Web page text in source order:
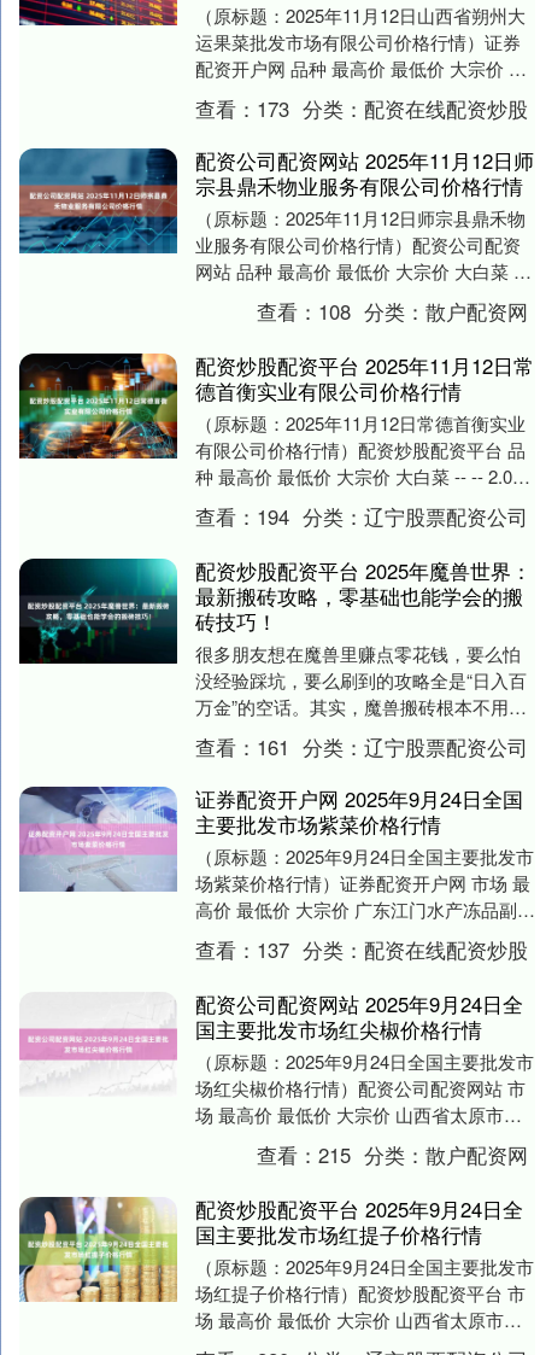
（原标题：2025年11月12日山西省朔州大
运果菜批发市场有限公司价格行情）证券
配资开户网 品种 最高价 最低价 大宗价 大
白菜 1.20 0.80 1.00 ....
查看： 173 分类：配资在线配资炒股
配资公司配资网站 2025年11月12日师
宗县鼎禾物业服务有限公司价格行情
（原标题：2025年11月12日师宗县鼎禾物
业服务有限公司价格行情）配资公司配资
网站 品种 最高价 最低价 大宗价 大白菜 --
-- 6.00 油菜 -- -....
查看： 108 分类：散户配资网
配资炒股配资平台 2025年11月12日常
德首衡实业有限公司价格行情
（原标题：2025年11月12日常德首衡实业
有限公司价格行情）配资炒股配资平台 品
种 最高价 最低价 大宗价 大白菜 -- -- 2.00
油菜 -- -- 8....
查看： 194 分类：辽宁股票配资公司
配资炒股配资平台 2025年魔兽世界：
最新搬砖攻略，零基础也能学会的搬
砖技巧！
很多朋友想在魔兽里赚点零花钱，要么怕
没经验踩坑，要么刷到的攻略全是“日入百
万金”的空话。其实，魔兽搬砖根本不用你
肝到凌晨，也不用搞复杂操作。为什么这
么说呢？ 因....
查看： 161 分类：辽宁股票配资公司
证券配资开户网 2025年9月24日全国
主要批发市场紫菜价格行情
（原标题：2025年9月24日全国主要批发市
场紫菜价格行情）证券配资开户网 市场 最
高价 最低价 大宗价 广东江门水产冻品副食
批发市场 46.50 43.00 ....
查看： 137 分类：配资在线配资炒股
配资公司配资网站 2025年9月24日全
国主要批发市场红尖椒价格行情
（原标题：2025年9月24日全国主要批发市
场红尖椒价格行情）配资公司配资网站 市
场 最高价 最低价 大宗价 山西省太原市河
西农产品有限公司 5.00 5.00....
查看：215 分类：散户配资网
配资炒股配资平台 2025年9月24日全
国主要批发市场红提子价格行情
（原标题：2025年9月24日全国主要批发市
场红提子价格行情）配资炒股配资平台 市
场 最高价 最低价 大宗价 山西省太原市河
西农产品有限公司 14.00 8.0....